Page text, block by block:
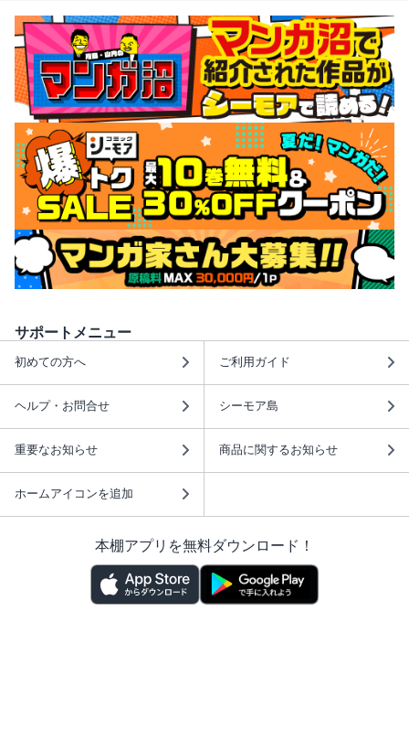
サポートメニュー
初めての方へ ご利用ガイド
ヘルプ・お問合せ シーモア島
重要なお知らせ 商品に関するお知らせ
ホームアイコンを追加
本棚アプリを無料ダウンロード！